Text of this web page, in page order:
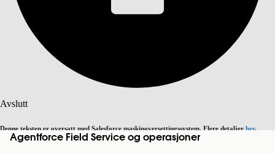
Avslutt
Denne teksten er oversatt med Salesforce maskinoversettingssystem. Flere detaljer her.
Bytt til engelsk Ikke nå
Agentforce Field Service og operasjoner
Vis innholdsfortegnelse